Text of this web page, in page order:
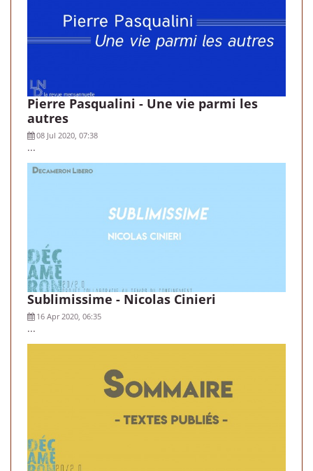
Pierre Pasqualini - Une vie parmi les
autres
08 Jul 2020, 07:38
...
Sublimissime - Nicolas Cinieri
16 Apr 2020, 06:35
...